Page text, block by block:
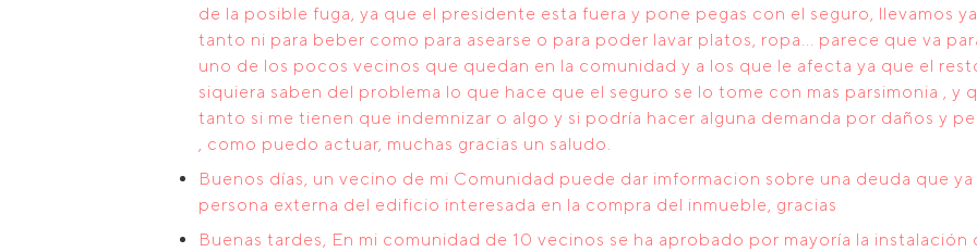
de la posible fuga, ya que el presidente esta fuera y pone pegas con el seguro, llevamos
tanto ni para beber como para asearse o para poder lavar platos, ropa... parece que va
uno de los pocos vecinos que quedan en la comunidad y a los que le afecta ya que el
siquiera saben del problema lo que hace que el seguro se lo tome con mas parsimonia ,
tanto si me tienen que indemnizar o algo y si podría hacer alguna demanda por daños y
, como puedo actuar, muchas gracias un saludo.
Buenos días, un vecino de mi Comunidad puede dar imformacion sobre una deuda que
persona externa del edificio interesada en la compra del inmueble, gracias
Buenas tardes, En mi comunidad de 10 vecinos se ha aprobado por mayoría la